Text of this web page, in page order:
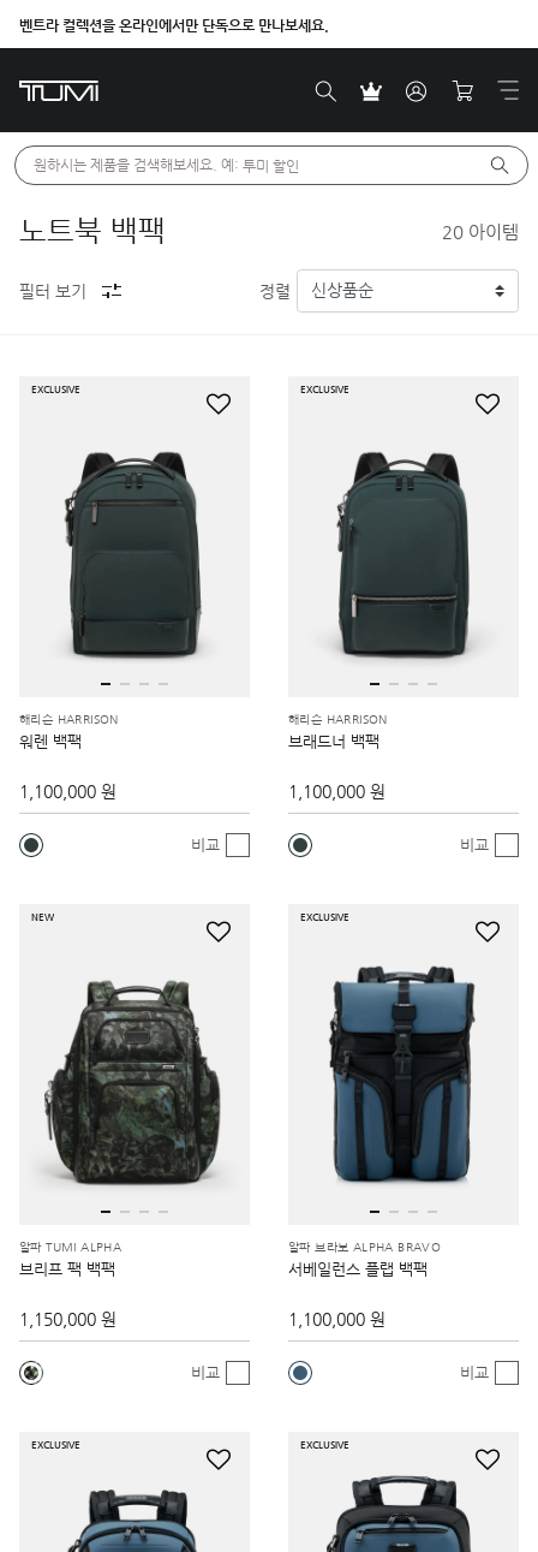
벤트라 컬렉션을 온라인에서만 단독으로 만나보세요.
원하시는 제품을 검색해보세요. 예: 투미 할인
노트북 백팩 20 아이템
필터 보기 정렬
EXCLUSIVE
해리슨 HARRISON
워렌 백팩
1,100,000 원
비교
EXCLUSIVE
해리슨 HARRISON
브래드너 백팩
1,100,000 원
비교
NEW
알파 TUMI ALPHA
브리프 팩 백팩
1,150,000 원
비교
EXCLUSIVE
알파 브라보 ALPHA BRAVO
서베일런스 플랩 백팩
1,100,000 원
비교
EXCLUSIVE EXCLUSIVE